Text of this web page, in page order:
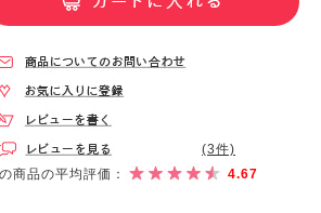
(3件)
商品の平均評価：
4.67